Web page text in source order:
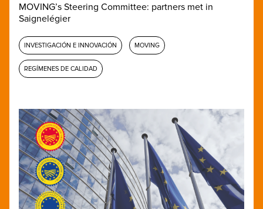
MOVING’s Steering Committee: partners met in
Saignelégier
INVESTIGACIÓN E INNOVACIÓN MOVING
REGÍMENES DE CALIDAD